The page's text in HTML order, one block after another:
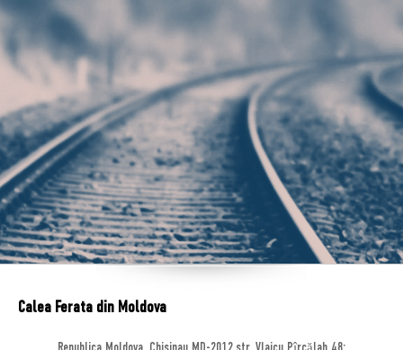
Calea Ferata din Moldova